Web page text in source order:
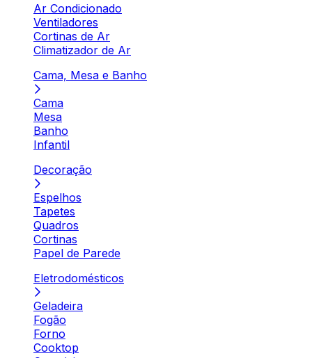
Ar Condicionado
Ventiladores
Cortinas de Ar
Climatizador de Ar
Cama, Mesa e Banho
Cama
Mesa
Banho
Infantil
Decoração
Espelhos
Tapetes
Quadros
Cortinas
Papel de Parede
Eletrodomésticos
Geladeira
Fogão
Forno
Cooktop